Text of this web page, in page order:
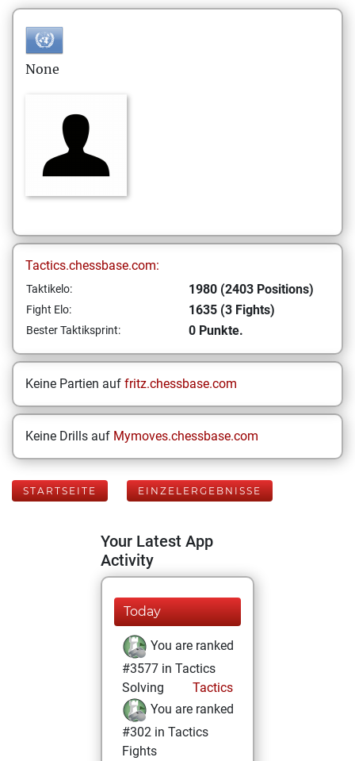
None
Tactics.chessbase.com:
Taktikelo: 1980 (2403 Positions)
Fight Elo: 1635 (3 Fights)
Bester Taktiksprint: 0 Punkte.
Keine Partien auf fritz.chessbase.com
Keine Drills auf Mymoves.chessbase.com
STARTSEITE EINZELERGEBNISSE
Your Latest App
Activity
Today
You are ranked
#3577 in Tactics
Solving
Tactics
You are ranked
#302 in Tactics
Fights